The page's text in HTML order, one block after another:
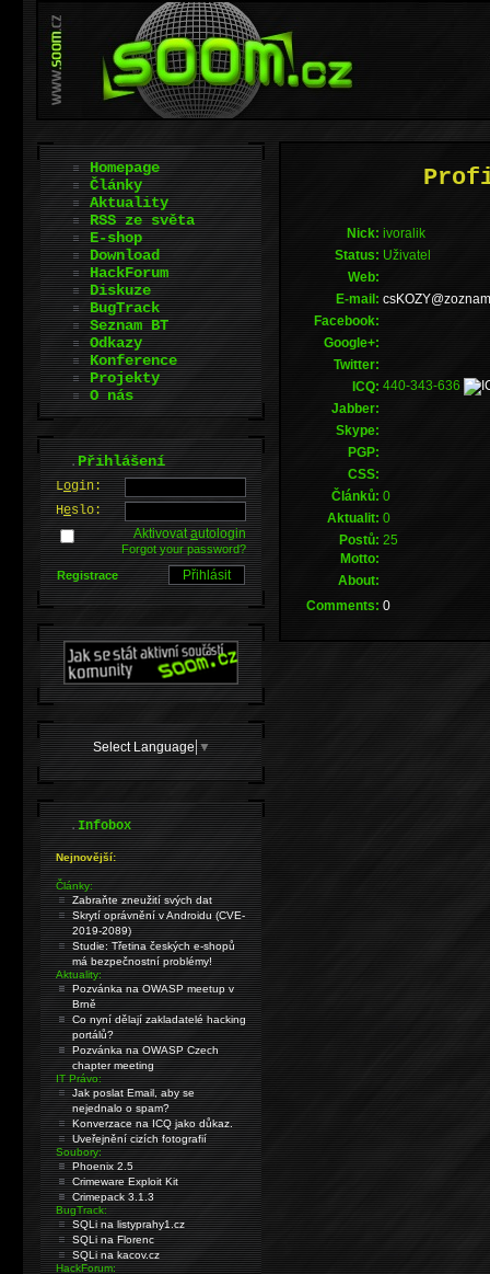
Nick: ivoralik
Status: Uživatel
Web:
E-mail:
Facebook:
Google+:
Twitter:
ICQ: 440-343-636
Jabber:
Skype:
PGP:
CSS:
Článků: 0
Aktualit: 0
Postů: 25
Motto:
About:
Comments: 0
Homepage
Články
Aktuality
RSS ze světa
E-shop
Download
HackForum
Diskuze
BugTrack
Seznam BT
Odkazy
Konference
Projekty
O nás
.Přihlášení
Login:
Heslo:
Aktivovatautologin
Forgot your password?
Registrace
Select Language ▼
.Infobox
Nejnovější:
Články:
Zabraňte zneužití svých dat
Skrytí oprávnění v Androidu (CVE-
2019-2089)
Studie: Třetina českých e-shopů
má bezpečnostní problémy!
Aktuality:
Pozvánka na OWASP meetup v
Brně
Co nyní dělají zakladatelé hacking
portálů?
Pozvánka na OWASP Czech
chapter meeting
IT Právo:
Jak poslat Email, aby se
nejednalo o spam?
Konverzace na ICQ jako důkaz.
Uveřejnění cizích fotografií
Soubory:
Phoenix 2.5
Crimeware Exploit Kit
Crimepack 3.1.3
BugTrack:
SQLi na listyprahy1.cz
SQLi na Florenc
SQLi na kacov.cz
HackForum: